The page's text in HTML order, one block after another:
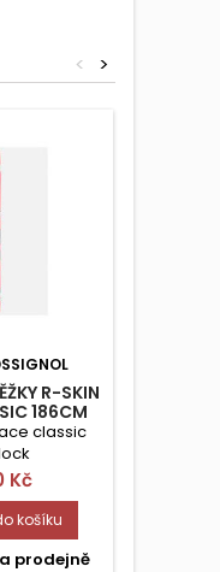
>
<
R-SKIN
186CM
classic
Kč
košíku
prodejně